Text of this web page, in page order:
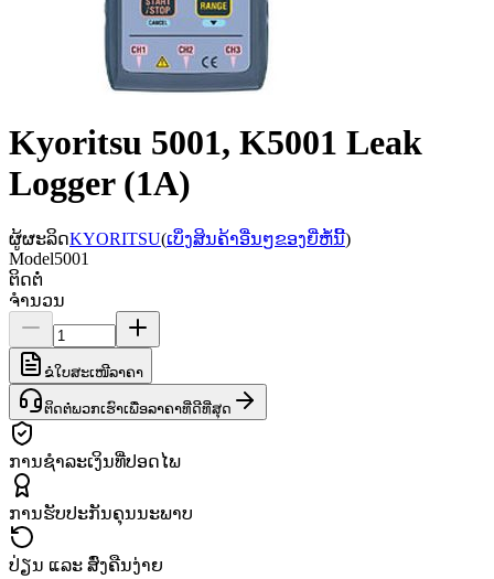
Kyoritsu 5001, K5001 Leak
Logger (1A)
ຜູ້ຜະລິດKYORITSU(ເບິ່ງສິນຄ້າອື່ນໆຂອງຍີ່ຫໍ້ນີ້)
Model5001
ຕິດຕໍ່
ຈຳນວນ
ຂໍໃບສະເໜີລາຄາ
ຕິດຕໍ່ພວກເຮົາເພື່ອລາຄາທີ່ດີທີ່ສຸດ
ການຊຳລະເງິນທີ່ປອດໄພ
ການຮັບປະກັນຄຸນນະພາບ
ປ່ຽນ ແລະ ສົ່ງຄືນງ່າຍ